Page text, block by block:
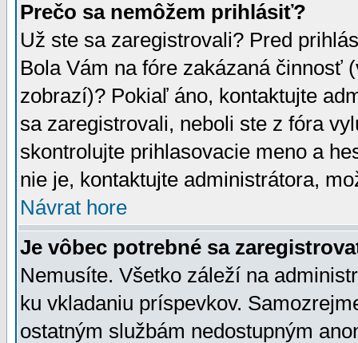
Prečo sa nemôžem prihlásiť?
Už ste sa zaregistrovali? Pred
Bola Vám na fóre zakázaná činnosť
zobrazí)? Pokiaľ áno, kontaktujte
sa zaregistrovali, neboli ste z fóra
skontrolujte prihlasovacie meno a
nie je, kontaktujte administrátora,
Návrat hore
Je vôbec potrebné sa
Nemusíte. Všetko záleží na
ku vkladaniu príspevkov.
ostatným službám nedostupným